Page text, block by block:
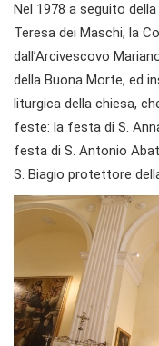
Nel 1978 a seguito
Teresa dei Maschi, la
dall’Arcivescovo
della Buona Morte, ed
liturgica della chiesa,
feste: la festa di S.
festa di S. Antonio
S. Biagio protettore